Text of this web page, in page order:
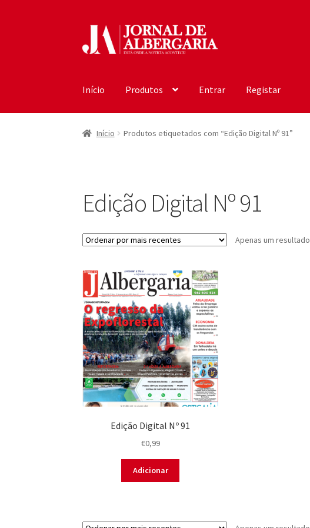
para
Saltar
para
Início Produtos Entrar Registar
Início Produtos etiquetados com “Edição Digital Nº 91”
Edição Digital Nº 91
Apenas um resultado
Edição Digital Nº 91
€0,99
Adicionar